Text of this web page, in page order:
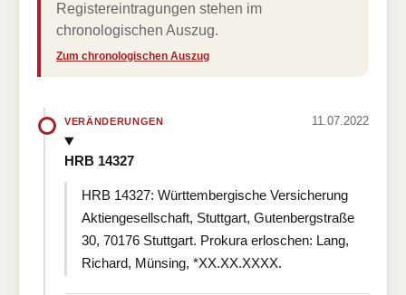
Registereintragungen stehen im
chronologischen Auszug.
Zum chronologischen Auszug
VERÄNDERUNGEN 11.07.2022
HRB 14327
HRB 14327: Württembergische Versicherung
Aktiengesellschaft, Stuttgart, Gutenbergstraße
30, 70176 Stuttgart. Prokura erloschen: Lang,
Richard, Münsing, *XX.XX.XXXX.